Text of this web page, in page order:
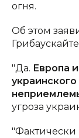
огня.
Об этом
"Да. Европа
угроза
"Фактически